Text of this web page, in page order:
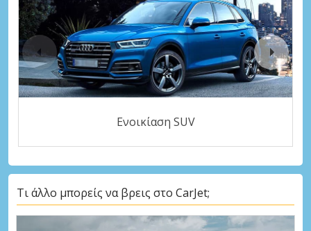
Ενοικίαση SUV
Τι άλλο μπορείς να βρεις στο CarJet;